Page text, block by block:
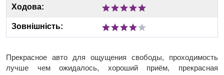
Ходова:
Зовнішність:
Прекрасное авто для ощущения свободы, проходимость
лучше чем ожидалось, хороший приём, прекрасная